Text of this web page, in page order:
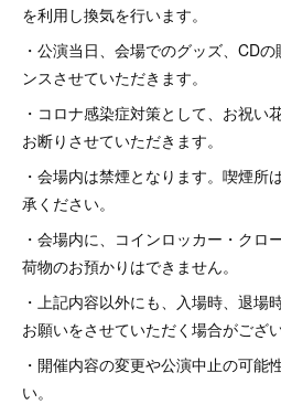
を利用し換気を行います。
・公演当日、会場でのグッズ、CD
ンスさせていただきます。
・コロナ感染症対策として、お祝い
お断りさせていただきます。
・会場内は禁煙となります。喫煙所
承ください。
・会場内に、コインロッカー・クロ
荷物のお預かりはできません。
・上記内容以外にも、入場時、退場
お願いをさせていただく場合がござい
・開催内容の変更や公演中止の可能
い。